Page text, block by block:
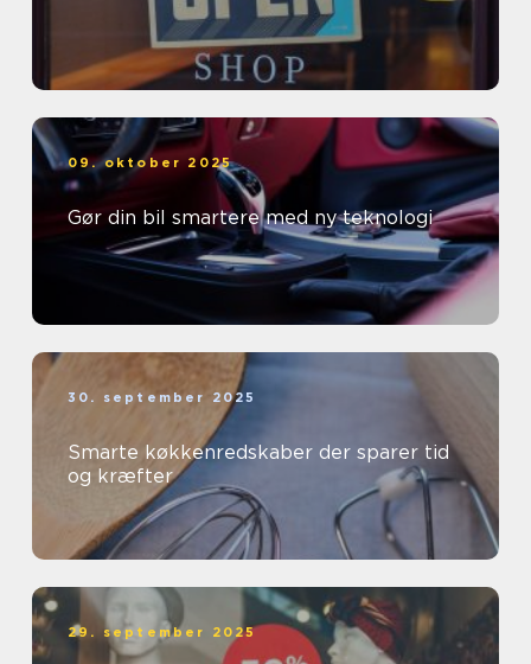
09. oktober 2025
Gør din bil smartere med ny teknologi
30. september 2025
Smarte køkkenredskaber der sparer tid
og kræfter
29. september 2025